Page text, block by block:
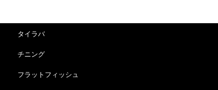
タイラバ
チニング
フラットフィッシュ